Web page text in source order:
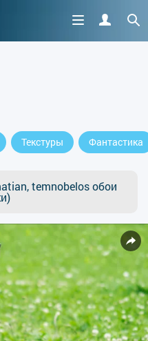
Текстуры Фантастика
temnobelos обои